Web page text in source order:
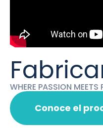
WHERE PASSION MEETS
Conoce el